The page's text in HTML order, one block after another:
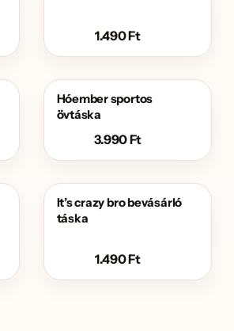
1.490Ft
Hóember sportos
övtáska
3.990Ft
It’s crazy bro bevásárló
táska
1.490Ft